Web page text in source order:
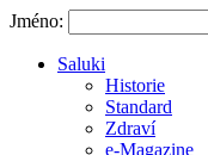
Jméno:
Saluki
Historie
Standard
Zdraví
e-Magazine